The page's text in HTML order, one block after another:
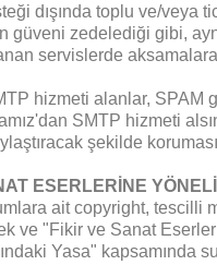
dışında toplu ve/
güveni zedelediği gibi,
servislerde
hizmeti alanlar,
SMTP hizmeti
şekilde
ESERLERİNE
ait copyright, tescilli
ve "Fikir ve Sanat
Yasa" kapsamında